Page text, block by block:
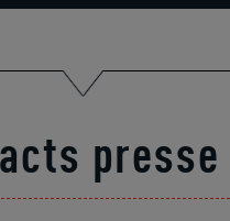
Formations
pour les jeunes
égalité des chances
presse